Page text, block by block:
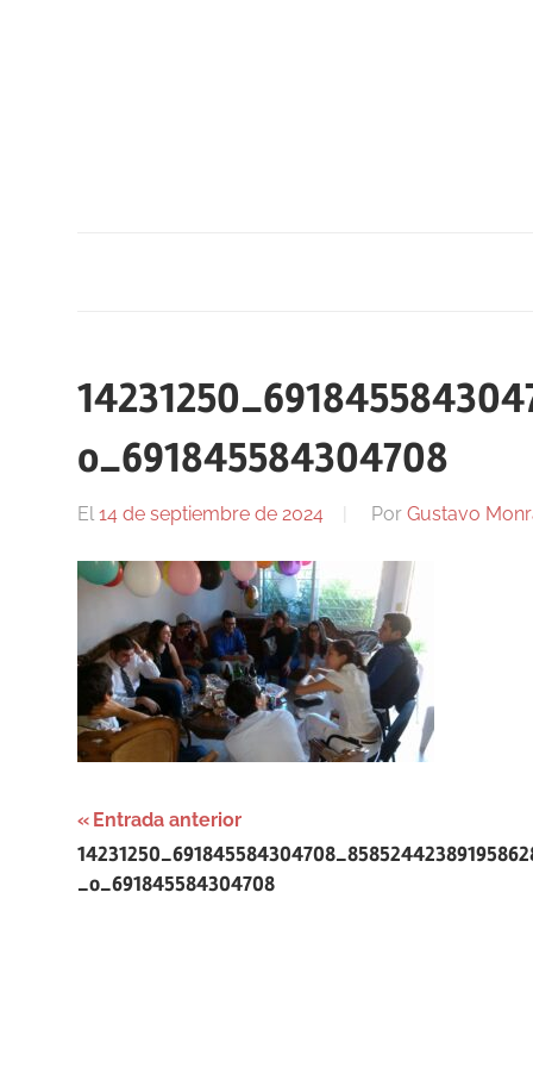
o_691845584304708
El 14 de septiembre de 2024 Por Gustavo
Navegación
de
Entrada anterior
_o_691845584304708